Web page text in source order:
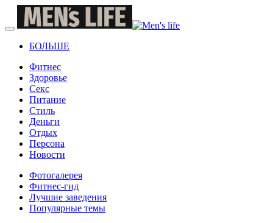
БОЛЬШЕ
Фитнес
Здоровье
Секс
Питание
Стиль
Деньги
Отдых
Персона
Новости
Фотогалерея
Фитнес-гид
Лучшие заведения
Популярные темы